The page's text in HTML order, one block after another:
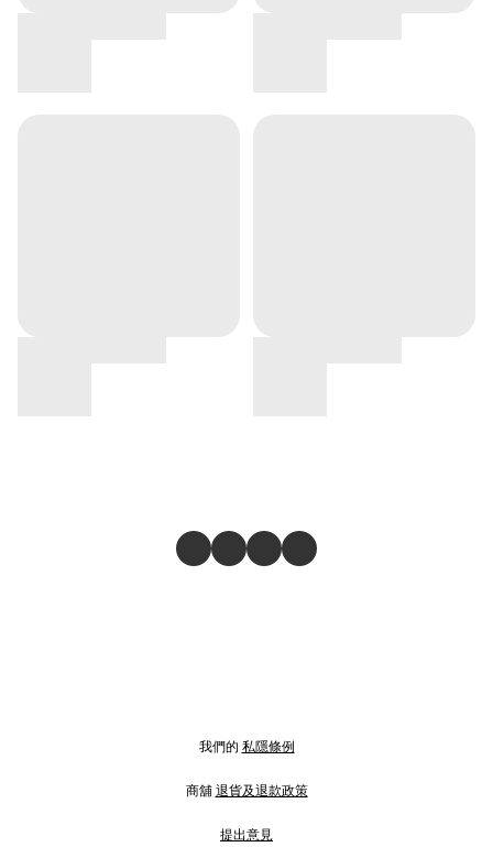
我們的 私隱條例
商舖 退貨及退款政策
提出意見